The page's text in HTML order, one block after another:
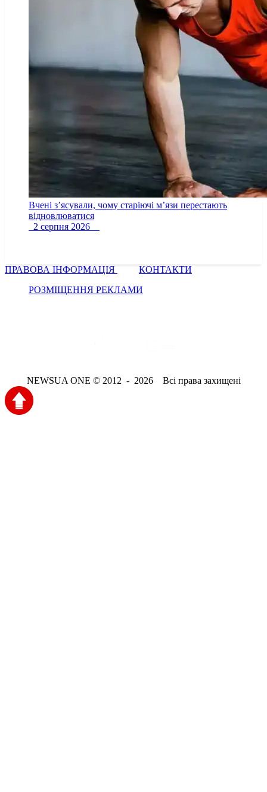
Вчені з’ясували, чому старіючі м’язи перестають
відновлюватися
2 серпня 2026
ПРАВОВА ІНФОРМАЦІЯ
КОНТАКТИ
РОЗМІЩЕННЯ РЕКЛАМИ
NEWSUA ONE © 2012 - 2026 Всі права захищені